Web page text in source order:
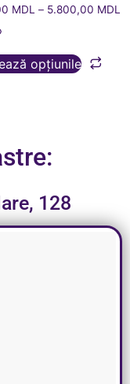
MDL – 5.800,00 MDL
opțiunile
128